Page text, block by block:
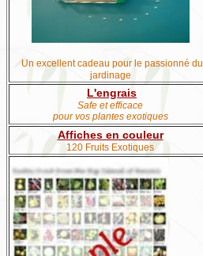
Un excellent cadeau pour le passionné du
jardinage
L'engrais
Safe et efficace
pour vos plantes exotiques
Affiches en couleur
120 Fruits Exotiques